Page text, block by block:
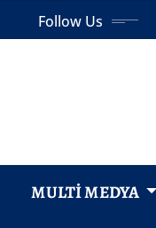
Follow Us
MULTI MEDYA